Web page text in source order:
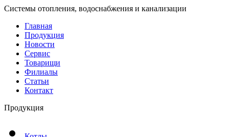
Системы отопления, водоснабжения и канализации
Главная
Продукция
Новости
Сервис
Товарищи
Филиалы
Статьи
Контакт
Продукция